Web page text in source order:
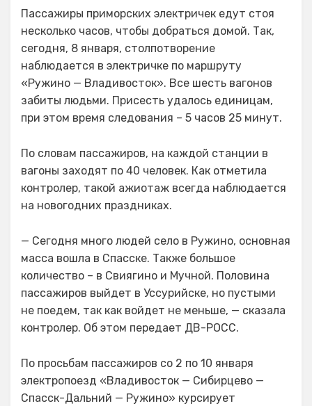
Пассажиры приморских электричек едут стоя
несколько часов, чтобы добраться домой. Так,
сегодня, 8 января, столпотворение
наблюдается в электричке по маршруту
«Ружино — Владивосток». Все шесть вагонов
забиты людьми. Присесть удалось единицам,
при этом время следования – 5 часов 25 минут.
По словам пассажиров, на каждой станции в
вагоны заходят по 40 человек. Как отметила
контролер, такой ажиотаж всегда наблюдается
на новогодних праздниках.
— Сегодня много людей село в Ружино, основная
масса вошла в Спасске. Также большое
количество – в Свиягино и Мучной. Половина
пассажиров выйдет в Уссурийске, но пустыми
не поедем, так как войдет не меньше, — сказала
контролер. Об этом передает ДВ-РОСС.
По просьбам пассажиров со 2 по 10 января
электропоезд «Владивосток — Сибирцево —
Спасск-Дальний — Ружино» курсирует